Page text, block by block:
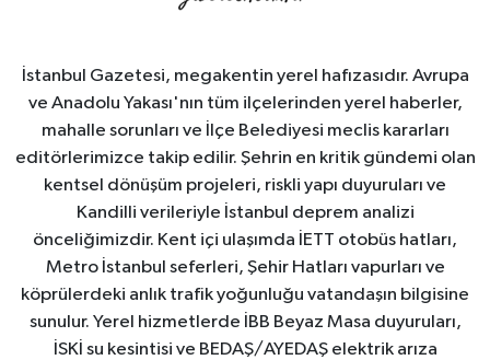
İstanbul Gazetesi, megakentin yerel hafızasıdır. Avrupa
ve Anadolu Yakası'nın tüm ilçelerinden yerel haberler,
mahalle sorunları ve İlçe Belediyesi meclis kararları
editörlerimizce takip edilir. Şehrin en kritik gündemi olan
kentsel dönüşüm projeleri, riskli yapı duyuruları ve
Kandilli verileriyle İstanbul deprem analizi
önceliğimizdir. Kent içi ulaşımda İETT otobüs hatları,
Metro İstanbul seferleri, Şehir Hatları vapurları ve
köprülerdeki anlık trafik yoğunluğu vatandaşın bilgisine
sunulur. Yerel hizmetlerde İBB Beyaz Masa duyuruları,
İSKİ su kesintisi ve BEDAŞ/AYEDAŞ elektrik arıza